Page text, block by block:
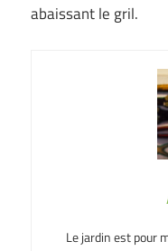
abaissant le gril.
Le jardin est pour